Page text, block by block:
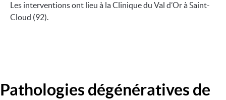
Les interventions ont lieu à la Clinique du Val d’Or à Saint-
Cloud (92).
Pathologies dégénératives de